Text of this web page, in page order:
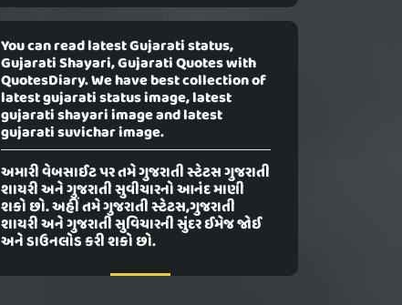
You can read latest Gujarati status,
Gujarati Shayari, Gujarati Quotes with
QuotesDiary. We have best collection of
latest gujarati status image, latest
gujarati shayari image and latest
gujarati suvichar image.
અમારી વેબસાઈટ પર તમે ગુજરાતી સ્ટેટસ ગુજરાતી
શાયરી અને ગુજરાતી સુવીચારનો આનંદ માણી
શકો છો. અહીં તમે ગુજરાતી સ્ટેટસ,ગુજરાતી
શાયરી અને ગુજરાતી સુવિચારની સુંદર ઈમેજ જોઈ
અને ડાઉનલોડ કરી શકો છો.